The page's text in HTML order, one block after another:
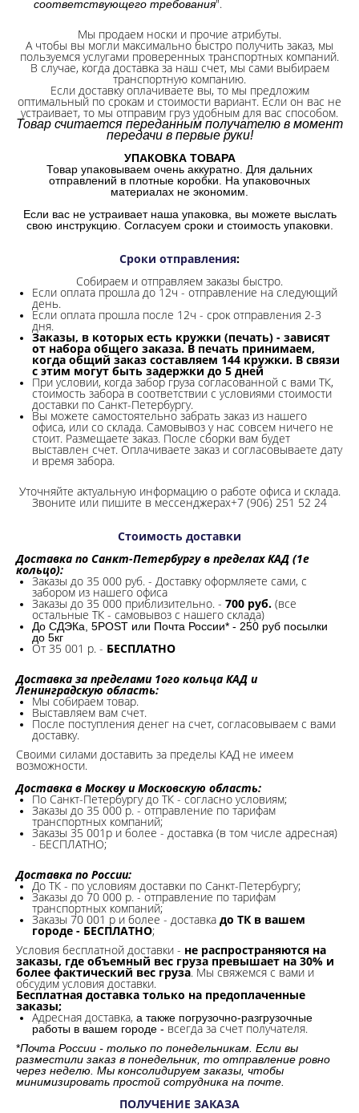
соответствующего требования".
Мы продаем носки и прочие атрибуты.
А чтобы вы могли максимально быстро получить заказ, мы
пользуемся услугами проверенных транспортных компаний.
В случае, когда доставка за наш счет, мы сами выбираем
транспортную компанию.
Если доставку оплачиваете вы, то мы предложим
оптимальный по срокам и стоимости вариант. Если он вас не
устраивает, то мы отправим груз удобным для вас способом.
Товар считается переданным получателю в момент
передачи в первые руки!
УПАКОВКА ТОВАРА
Товар упаковываем очень аккуратно. Для дальних
отправлений в плотные коробки. На упаковочных
материалах не экономим.
Если вас не устраивает наша упаковка, вы можете выслать
свою инструкцию. Согласуем сроки и стоимость упаковки.
Сроки отправления:
Собираем и отправляем заказы быстро.
Если оплата прошла до 12ч - отправление на следующий
день.
Если оплата прошла после 12ч - срок отправления 2-3
дня.
Заказы, в которых есть кружки (печать) - зависят
от набора общего заказа. В печать принимаем,
когда общий заказ составляем 144 кружки. В связи
с этим могут быть задержки до 5 дней
При условии, когда забор груза согласованной с вами ТК,
стоимость забора в соответствии с условиями стоимости
доставки по Санкт-Петербургу.
Вы можете самостоятельно забрать заказ из нашего
офиса, или со склада. Самовывоз у нас совсем ничего не
стоит. Размещаете заказ. После сборки вам будет
выставлен счет. Оплачиваете заказ и согласовываете дату
и время забора.
Уточняйте актуальную информацию о работе офиса и склада.
Звоните или пишите в мессенджерах+7 (906) 251 52 24
Стоимость доставки
Доставка по Санкт-Петербургу в пределах КАД (1е
кольцо):
Заказы до 35 000 руб. - Доставку оформляете сами, с
забором из нашего офиса
Заказы до 35 000 приблизительно. - 700 руб. (все
остальные ТК - самовывоз с нашего склада)
До СДЭКа, 5POST или Почта России* - 250 руб посылки
до 5кг
От 35 001 р. - БЕСПЛАТНО
Доставка за пределами 1ого кольца КАД и
Ленинградскую область:
Мы собираем товар.
Выставляем вам счет.
После поступления денег на счет, согласовываем с вами
доставку.
Своими силами доставить за пределы КАД не имеем
возможности.​
Доставка в Москву и Московскую область:
По Санкт-Петербургу до ТК - согласно условиям;
Заказы до 35 000 р. - отправление по тарифам
транспортных компаний;
Заказы 35 001р и более - доставка (в том числе адресная)
- БЕСПЛАТНО;
Доставка по России:
До ТК - по условиям доставки по Санкт-Петербургу;
Заказы до 70 000 р. - отправление по тарифам
транспортных компаний;
Заказы 70 001 р и более - доставка до ТК в вашем
городе - БЕСПЛАТНО;
Условия бесплатной доставки - не распространяются на
заказы, где объемный вес груза превышает на 30% и
более фактический вес груза. Мы свяжемся с вами и
обсудим условия доставки.
Бесплатная доставка только на предоплаченные
заказы;
Адресная доставка, а также погрузочно-разгрузочные
работы в вашем городе - всегда за счет получателя.
*Почта России - только по понедельникам. Если вы
разместили заказ в понедельник, то отправление ровно
через неделю. Мы консолидируем заказы, чтобы
минимизировать простой сотрудника на почте.
ПОЛУЧЕНИЕ ЗАКАЗА